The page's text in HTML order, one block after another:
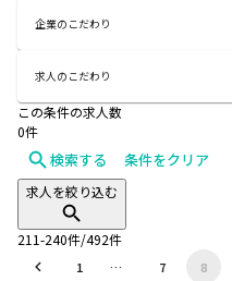
企業のこだわり
求人のこだわり
この条件の求人数
0件
検索する 条件をクリア
求人を絞り込む
211-240件/492件
1 … 7 8